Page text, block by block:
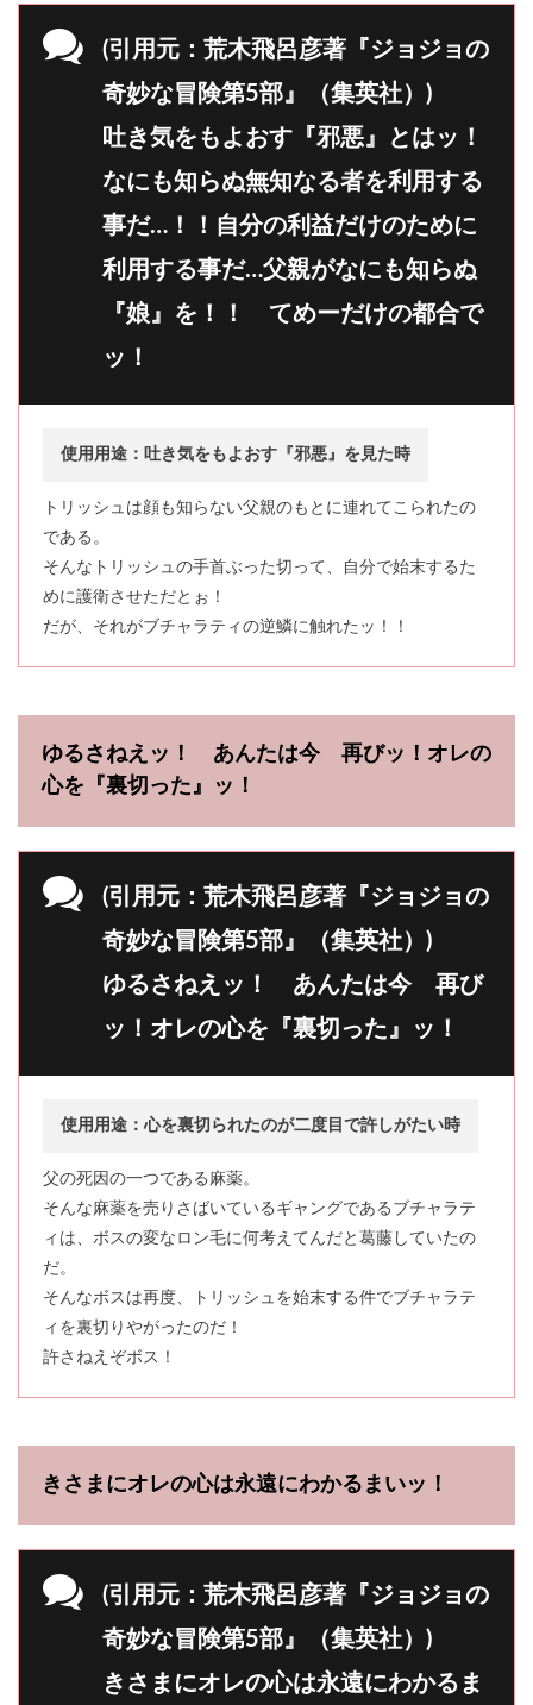
(引用元：荒木飛呂彦著『ジョジョの
奇妙な冒険第5部』（集英社）)
吐き気をもよおす『邪悪』とはッ！
なにも知らぬ無知なる者を利用する
事だ…！！自分の利益だけのために
利用する事だ…父親がなにも知らぬ
『娘』を！！ てめーだけの都合で
ッ！
使用用途：吐き気をもよおす『邪悪』を見た時
トリッシュは顔も知らない父親のもとに連れてこられたの
である。
そんなトリッシュの手首ぶった切って、自分で始末するた
めに護衛させただとぉ！
だが、それがブチャラティの逆鱗に触れたッ！！
ゆるさねえッ！ あんたは今 再びッ！オレの
心を『裏切った』ッ！
(引用元：荒木飛呂彦著『ジョジョの
奇妙な冒険第5部』（集英社）)
ゆるさねえッ！ あんたは今 再び
ッ！オレの心を『裏切った』ッ！
使用用途：心を裏切られたのが二度目で許しがたい時
父の死因の一つである麻薬。
そんな麻薬を売りさばいているギャングであるブチャラテ
ィは、ボスの変なロン毛に何考えてんだと葛藤していたの
だ。
そんなボスは再度、トリッシュを始末する件でブチャラテ
ィを裏切りやがったのだ！
許さねえぞボス！
きさまにオレの心は永遠にわかるまいッ！
(引用元：荒木飛呂彦著『ジョジョの
奇妙な冒険第5部』（集英社）)
きさまにオレの心は永遠にわかるま